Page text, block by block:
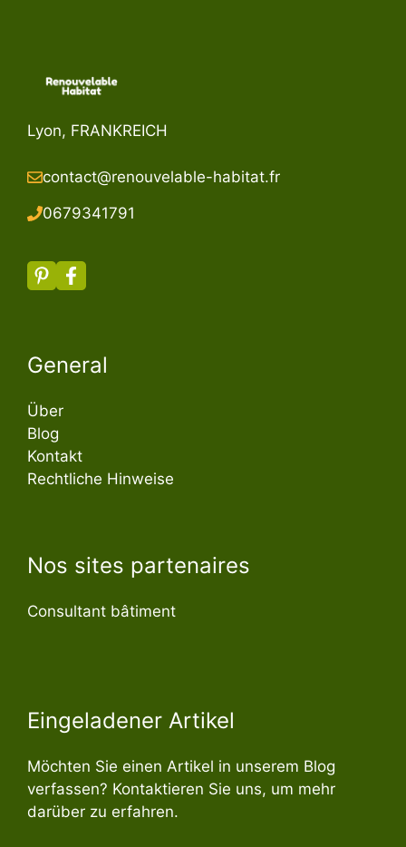
Lyon, FRANKREICH
contact@renouvelable-habitat.fr
0679341791
General
Über
Blog
Kontakt
Rechtliche Hinweise
Nos sites partenaires
Consultant bâtiment
Eingeladener Artikel
Möchten Sie einen Artikel in unserem Blog
verfassen? Kontaktieren Sie uns, um mehr
darüber zu erfahren.